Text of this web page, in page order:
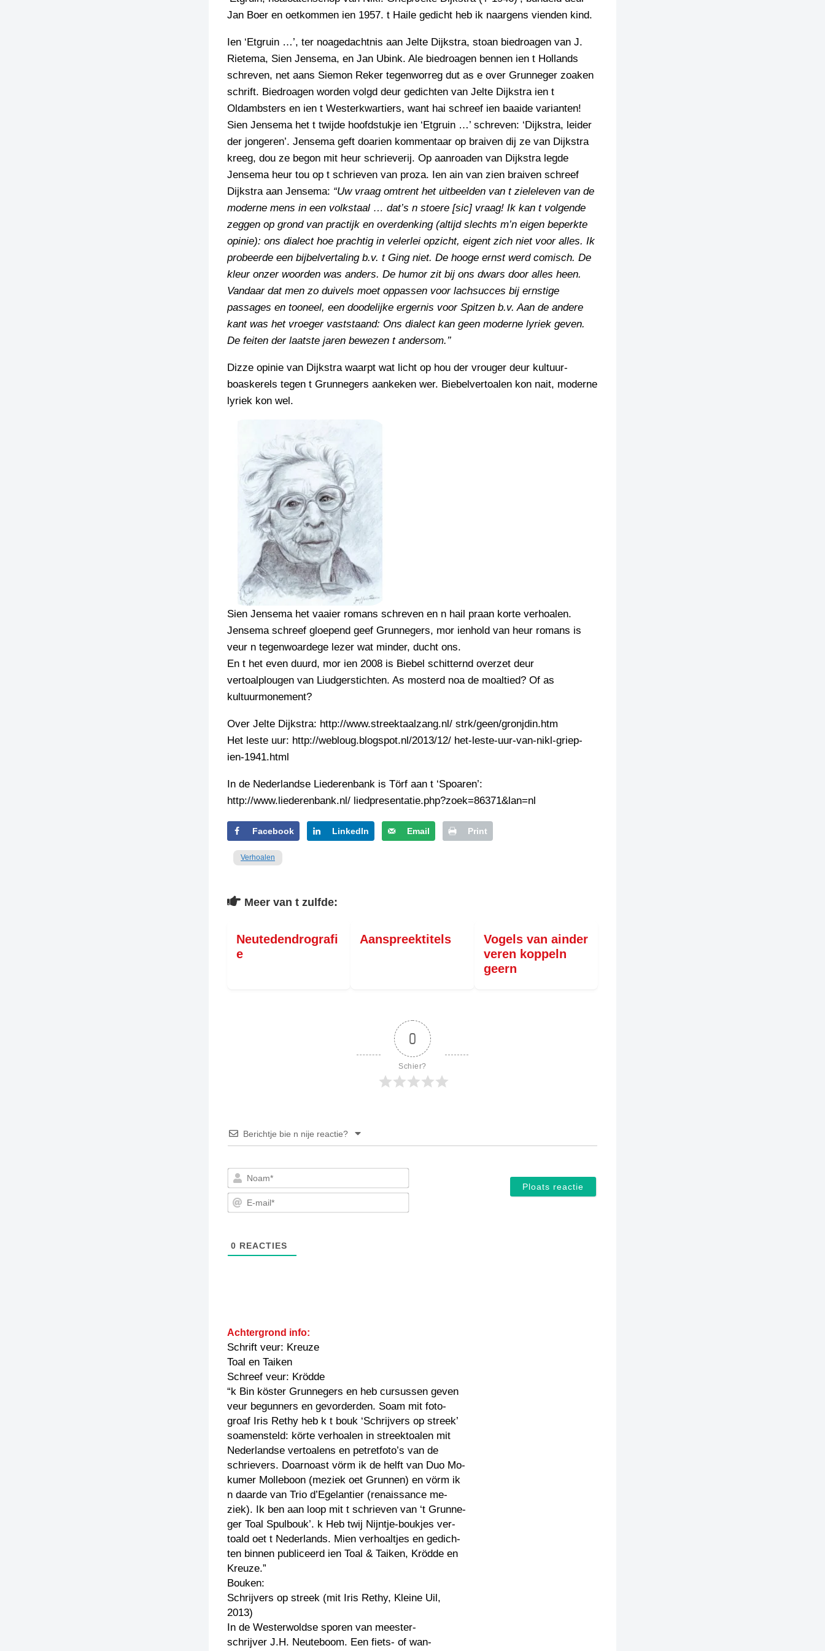
TENEEL
Jan Boer en oetkommen ien 1957. t Haile gedicht heb ik naargens vienden kind.
Ien ‘Etgruin …’, ter noagedachtnis aan Jelte Dijkstra, stoan biedroagen van J.
Rietema, Sien Jensema, en Jan Ubink. Ale biedroagen bennen ien t Hollands
schreven, net aans Siemon Reker tegenworreg dut as e over Grunneger zoaken
schrift. Biedroagen worden volgd deur gedichten van Jelte Dijkstra ien t
Oldambsters en ien t Westerkwartiers, want hai schreef ien baaide varianten!
Sien Jensema het t twijde hoofdstukje ien ‘Etgruin …’ schreven: ‘Dijkstra, leider
der jongeren’. Jensema geft doarien kommentaar op braiven dij ze van Dijkstra
kreeg, dou ze begon mit heur schrieverij. Op aanroaden van Dijkstra legde
Jensema heur tou op t schrieven van proza. Ien ain van zien braiven schreef
Dijkstra aan Jensema: “Uw vraag omtrent het uitbeelden van t zieleleven van de
moderne mens in een volkstaal … dat’s n stoere [sic] vraag! Ik kan t volgende
zeggen op grond van practijk en overdenking (altijd slechts m’n eigen beperkte
opinie): ons dialect hoe prachtig in velerlei opzicht, eigent zich niet voor alles. Ik
probeerde een bijbelvertaling b.v. t Ging niet. De hooge ernst werd comisch. De
kleur onzer woorden was anders. De humor zit bij ons dwars door alles heen.
Vandaar dat men zo duivels moet oppassen voor lachsucces bij ernstige
passages en tooneel, een doodelijke ergernis voor Spitzen b.v. Aan de andere
kant was het vroeger vaststaand: Ons dialect kan geen moderne lyriek geven.
De feiten der laatste jaren bewezen t andersom.’’
Dizze opinie van Dijkstra waarpt wat licht op hou der vrouger deur kultuur-
boaskerels tegen t Grunnegers aankeken wer. Biebelvertoalen kon nait, moderne
lyriek kon wel.
Sien Jensema het vaaier romans schreven en n hail praan korte verhoalen.
Jensema schreef gloepend geef Grunnegers, mor ienhold van heur romans is
veur n tegenwoardege lezer wat minder, ducht ons.
En t het even duurd, mor ien 2008 is Biebel schitternd overzet deur
vertoalplougen van Liudgerstichten. As mosterd noa de moaltied? Of as
kultuurmonement?
Over Jelte Dijkstra: http://www.streektaalzang.nl/ strk/geen/gronjdin.htm
Het leste uur: http://webloug.blogspot.nl/2013/12/ het-leste-uur-van-nikl-griep-
ien-1941.html
In de Nederlandse Liederenbank is Törf aan t ‘Spoaren’:
http://www.liederenbank.nl/ liedpresentatie.php?zoek=86371&lan=nl
Facebook LinkedIn Email Print
Verhoalen
Meer van t zulfde:
Neutedendrografi
e
Aanspreektitels
Vogels van ainder
veren koppeln
geern
0
Schier?
Berichtje bie n nije reactie?
Noam*
E-
0 REACTIES
Achtergrond info:
Schrift veur: Kreuze
Toal en Taiken
Schreef veur: Krödde
“k Bin köster Grunnegers en heb cursussen geven
veur begunners en gevorderden. Soam mit foto-
groaf Iris Rethy heb k t bouk ‘Schrijvers op streek’
soamensteld: körte verhoalen in streektoalen mit
Nederlandse vertoalens en petretfoto’s van de
schrievers. Doarnoast vörm ik de helft van Duo Mo-
kumer Molleboon (meziek oet Grunnen) en vörm ik
n daarde van Trio d’Egelantier (renaissance me-
ziek). Ik ben aan loop mit t schrieven van ‘t Grunne-
ger Toal Spulbouk’. k Heb twij Nijntje-boukjes ver-
toald oet t Nederlands. Mien verhoaltjes en gedich-
ten binnen publiceerd ien Toal & Taiken, Krödde en
Kreuze.”
Bouken:
Schrijvers op streek (mit Iris Rethy, Kleine Uil,
2013)
In de Westerwoldse sporen van meester-
schrijver J.H. Neuteboom. Een fiets- of wan-